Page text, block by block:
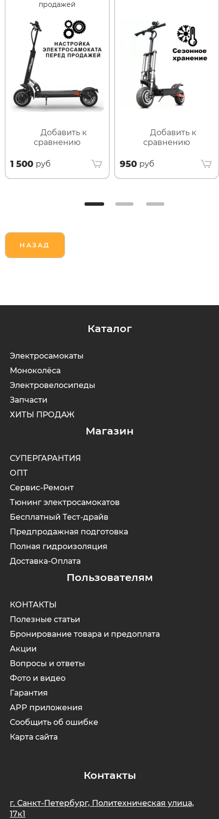
продажей
Добавить к
сравнению
1 500 руб
Добавить к
сравнению
950 руб
НАЗАД
Каталог
Электросамокаты
Моноколёса
Электровелосипеды
Запчасти
ХИТЫ ПРОДАЖ
Магазин
СУПЕРГАРАНТИЯ
ОПТ
Сервис-Ремонт
Тюнинг электросамокатов
Бесплатный Тест-драйв
Предпродажная подготовка
Полная гидроизоляция
Доставка-Оплата
Пользователям
КОНТАКТЫ
Полезные статьи
Бронирование товара и предоплата
Акции
Вопросы и ответы
Фото и видео
Гарантия
APP приложения
Сообщить об ошибке
Карта сайта
Контакты
г. Санкт-Петербург, Политехническая улица,
17к1